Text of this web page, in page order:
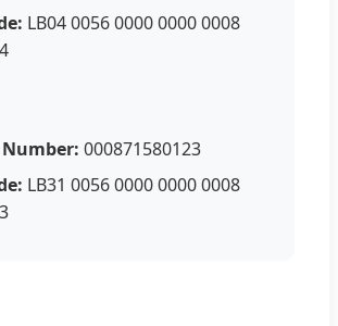
LB04 0056 0000 0000 0008
000871580123
LB31 0056 0000 0000 0008